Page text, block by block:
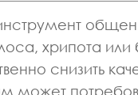
хрипота
снизить
может